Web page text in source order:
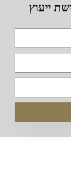
ייעוץ